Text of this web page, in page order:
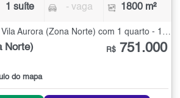
1 suíte - vaga 1800 m²
Terreno à Venda na Vila Aurora (Zona Norte) com 1 quarto - 1800 m²
Norte)
do mapa
R$ 751.000